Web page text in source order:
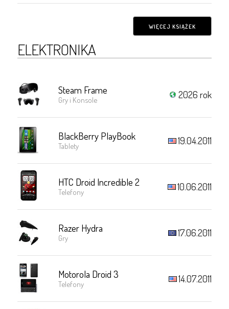
WIĘCEJ KSIĄŻEK
ELEKTRONIKA
Steam Frame
Gry i Konsole 2026 rok
BlackBerry PlayBook
Tablety 19.04.2011
HTC Droid Incredible 2
Telefony 10.06.2011
Razer Hydra
Gry 17.06.2011
Motorola Droid 3
Telefony 14.07.2011